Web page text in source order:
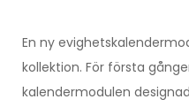
En ny
kollektion. För första
kalendermodulen